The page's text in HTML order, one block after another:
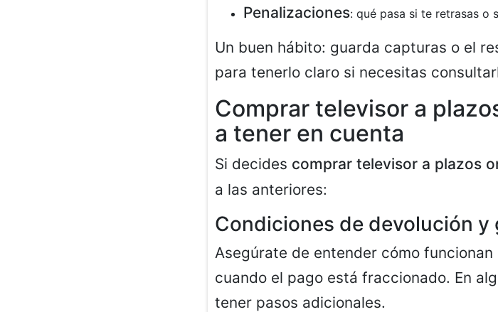
Penalizaciones: qué pasa si te retrasas o
Un buen hábito: guarda capturas o el
para tenerlo claro si necesitas
Comprar televisor a
a tener en cuenta
Si decides comprar televisor a plazos
a las anteriores:
Condiciones de devolución y
Asegúrate de entender cómo
cuando el pago está fraccionado. En
tener pasos adicionales.